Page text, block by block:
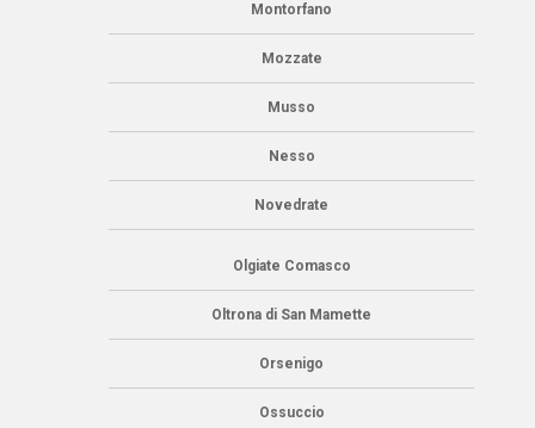
Montorfano
Mozzate
Musso
Nesso
Novedrate
Olgiate Comasco
Oltrona di San Mamette
Orsenigo
Ossuccio